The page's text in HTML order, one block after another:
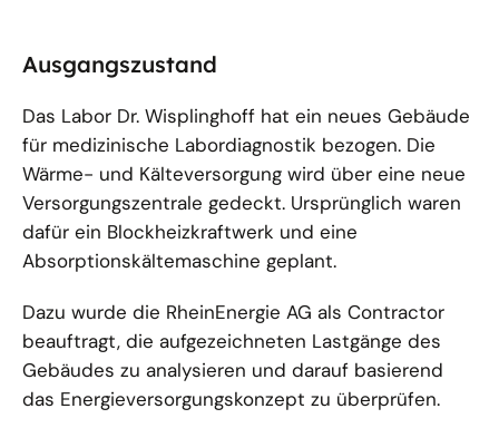
Ausgangszustand
Das Labor Dr. Wisplinghoff hat ein neues Gebäude
für medizinische Labordiagnostik bezogen. Die
Wärme- und Kälteversorgung wird über eine neue
Versorgungszentrale gedeckt. Ursprünglich waren
dafür ein Blockheizkraftwerk und eine
Absorptionskältemaschine geplant.
Dazu wurde die RheinEnergie AG als Contractor
beauftragt, die aufgezeichneten Lastgänge des
Gebäudes zu analysieren und darauf basierend
das Energieversorgungskonzept zu überprüfen.